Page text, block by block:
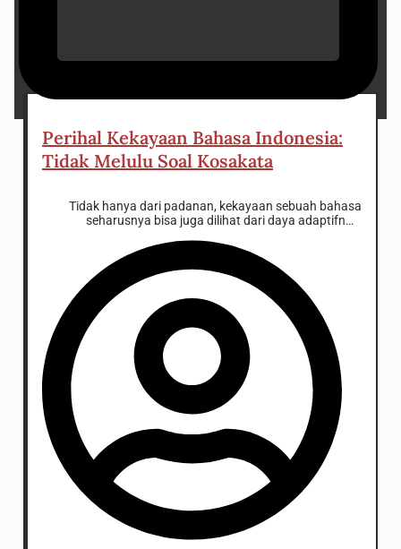
Perihal Kekayaan Bahasa Indonesia:
Tidak Melulu Soal Kosakata
Tidak hanya dari padanan, kekayaan sebuah bahasa
seharusnya bisa juga dilihat dari daya adaptifnya: